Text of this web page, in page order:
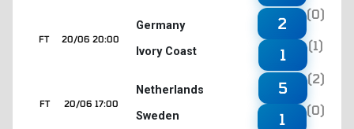
20/06 20:00
FT
Germany
Ivory Coast
2
(0)
1
(1)
20/06 17:00
FT
Netherlands
Sweden
5
(2)
1
(0)